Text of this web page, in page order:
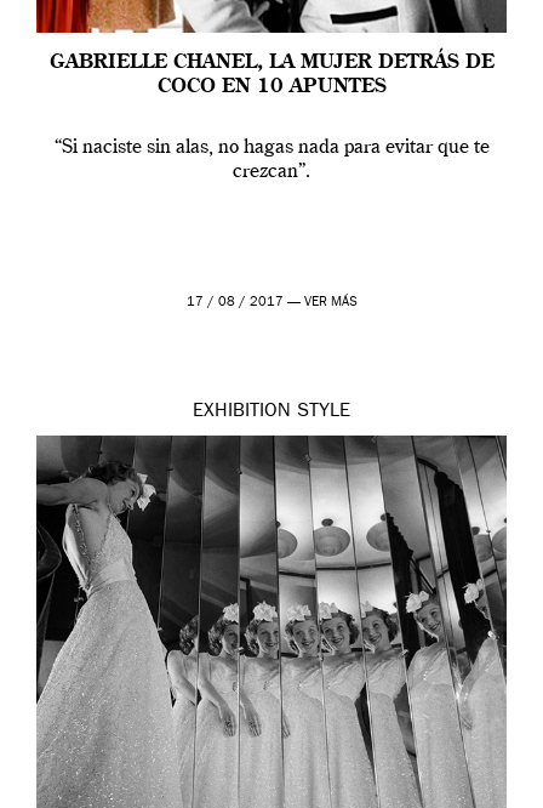
GABRIELLE CHANEL, LA MUJER DETRÁS DE
COCO EN 10 APUNTES
“Si naciste sin alas, no hagas nada para evitar que te
crezcan”.
17 / 08 / 2017 — VER MÁS
EXHIBITION STYLE